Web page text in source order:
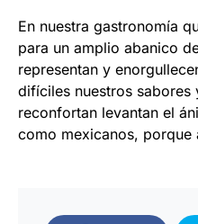
En nuestra gastronomía
para un amplio abanico
representan y
difíciles nuestros sabores
reconfortan levantan el
como mexicanos, porque